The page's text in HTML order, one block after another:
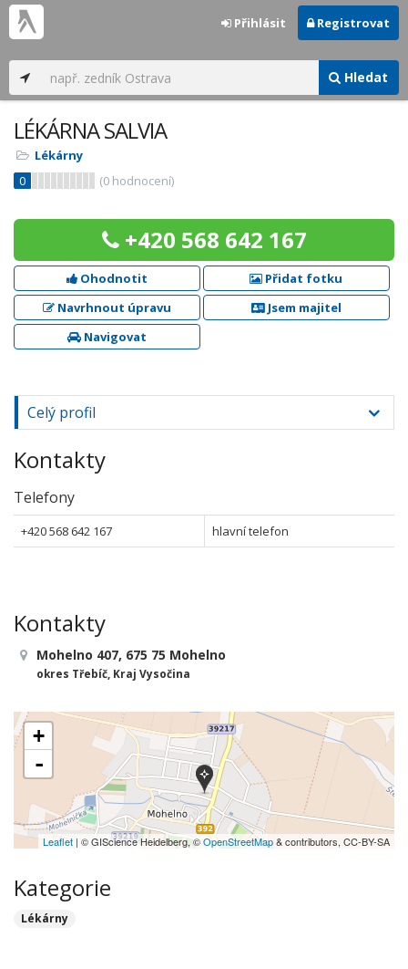
Hledat
Přihlásit Registrovat
LÉKÁRNA SALVIA
Lékárny
0
(0 hodnocení)
+420 568 642 167
Ohodnotit
Přidat fotku
Navrhnout úpravu
Jsem majitel
Navigovat
Celý profil
Kontakty
Telefony
+420 568 642 167 hlavní telefon
Kontakty
Mohelno 407, 675 75 Mohelno
okres Třebíč, Kraj Vysočina
+
-
Leaflet | © GIScience Heidelberg, ©OpenStreetMap& contributors, CC-BY-SA
Kategorie
Lékárny